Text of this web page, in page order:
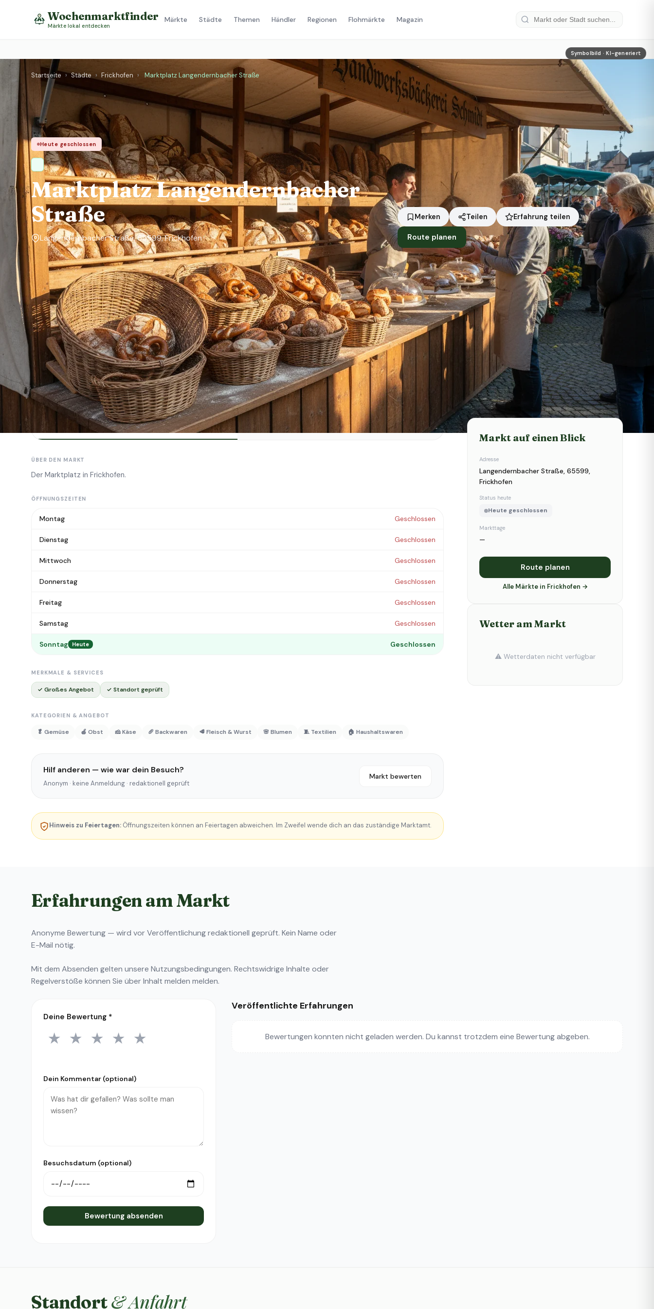
Wochenmarktfinder
Märkte lokal entdecken
Märkte Städte Themen Händler Regionen Flohmärkte Magazin
Symbolbild · KI-generiert
Startseite › Städte › Frickhofen › Marktplatz Langendernbacher Straße
Heute geschlossen
Marktplatz Langendernbacher
Straße
Langendernbacher Straße, 65599, Frickhofen
Merken Teilen Erfahrung teilen
Route planen
Symbolbild · KI-generiert
Markttage
—
Standort
Frickhofen
Status heute
Heute geschlossen
Über den Markt Händler
ÜBER DEN MARKT
Der Marktplatz in Frickhofen.
ÖFFNUNGSZEITEN
Montag Geschlossen
Dienstag Geschlossen
Mittwoch Geschlossen
Donnerstag Geschlossen
Freitag Geschlossen
Samstag Geschlossen
Sonntag Heute Geschlossen
MERKMALE & SERVICES
✓ Großes Angebot ✓ Standort geprüft
KATEGORIEN & ANGEBOT
🥬 Gemüse 🍎 Obst 🧀 Käse 🥖 Backwaren 🥩 Fleisch & Wurst 🌸 Blumen 🧵 Textilien 🏠 Haushaltswaren
Hilf anderen — wie war dein Besuch?
Anonym · keine Anmeldung · redaktionell geprüft
Markt bewerten
Hinweis zu Feiertagen: Öffnungszeiten können an Feiertagen abweichen. Im Zweifel wende dich an das zuständige Marktamt.
Markt auf einen Blick
Adresse
Langendernbacher Straße, 65599,
Frickhofen
Status heute
Heute geschlossen
Markttage
—
Route planen
Alle Märkte in Frickhofen →
Wetter am Markt
⚠️ Wetterdaten nicht verfügbar
Erfahrungen am Markt
Anonyme Bewertung — wird vor Veröffentlichung redaktionell geprüft. Kein Name oder
E-Mail nötig.
Mit dem Absenden gelten unsere Nutzungsbedingungen. Rechtswidrige Inhalte oder
Regelverstöße können Sie überInhalt melden melden.
Deine Bewertung *
1 Stern
★ 2 Sterne
★ 3 Sterne
★ 4 Sterne
★ 5 Sterne
★
Dein Kommentar (optional)
Besuchsdatum (optional)
Bewertung absenden
Veröffentlichte Erfahrungen
Bewertungen konnten nicht geladen werden. Du kannst trotzdem eine Bewertung abgeben.
Standort& Anfahrt